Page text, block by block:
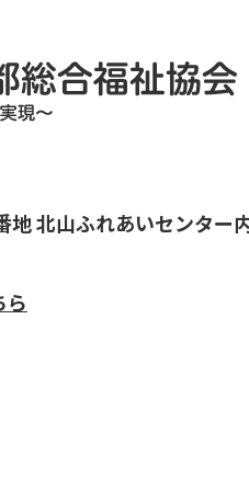
地 北山ふれあいセンター
ら